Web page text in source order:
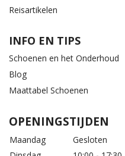
Reisartikelen
INFO EN TIPS
Schoenen en het Onderhoud
Blog
Maattabel Schoenen
OPENINGSTIJDEN
Maandag
Gesloten